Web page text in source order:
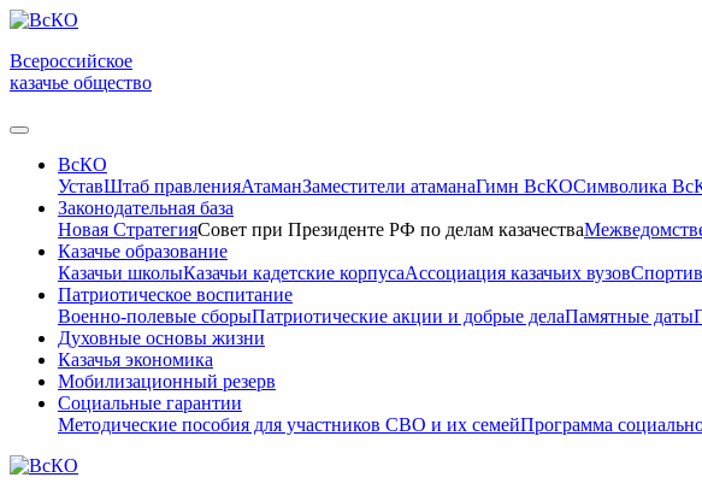
Всероссийское
казачье общество
ВсКО
УставШтаб правленияАтаманЗаместители атаманаГимн ВсКОСимволика
Законодательная база
Новая СтратегияСовет при Президенте РФ по делам казачества
Казачье образование
Казачьи школыКазачьи кадетские корпусаАссоциация казачьих вузов
Патриотическое воспитание
Военно-полевые сборыПатриотические акции и добрые делаПамятные даты
Духовные основы жизни
Казачья экономика
Мобилизационный резерв
Социальные гарантии
Методические пособия для участников СВО и их семейПрограмма